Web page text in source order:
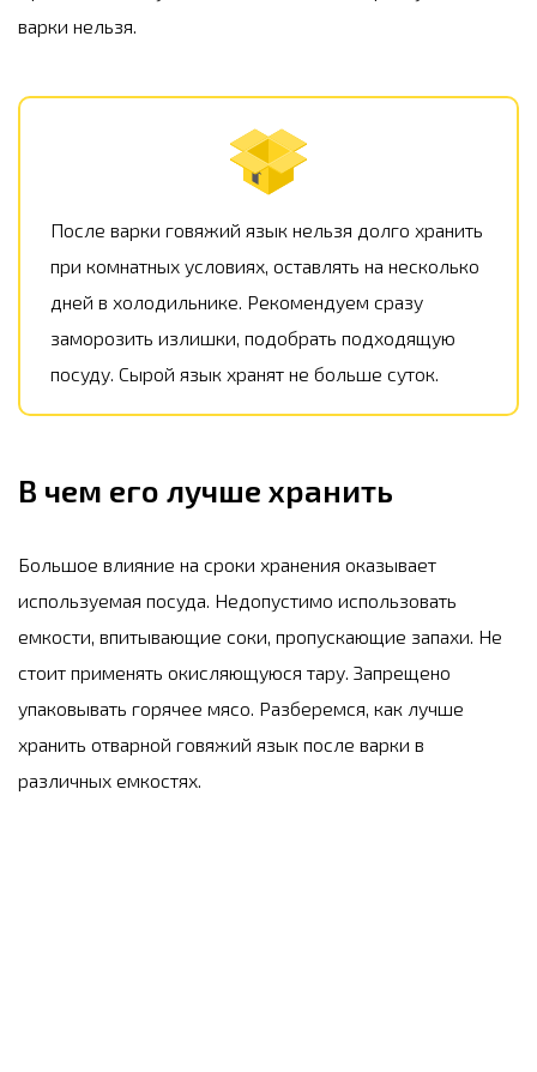
варки нельзя.
После варки говяжий язык нельзя долго хранить
при комнатных условиях, оставлять на несколько
дней в холодильнике. Рекомендуем сразу
заморозить излишки, подобрать подходящую
посуду. Сырой язык хранят не больше суток.
В чем его лучше хранить
Большое влияние на сроки хранения оказывает
используемая посуда. Недопустимо использовать
емкости, впитывающие соки, пропускающие запахи. Не
стоит применять окисляющуюся тару. Запрещено
упаковывать горячее мясо. Разберемся, как лучше
хранить отварной говяжий язык после варки в
различных емкостях.